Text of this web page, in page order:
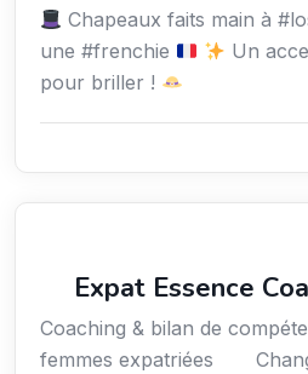
Chapeaux faits main à
une #frenchie
Un
pour briller !
Expat Essence
Coaching & bilan de
femmes expatriées